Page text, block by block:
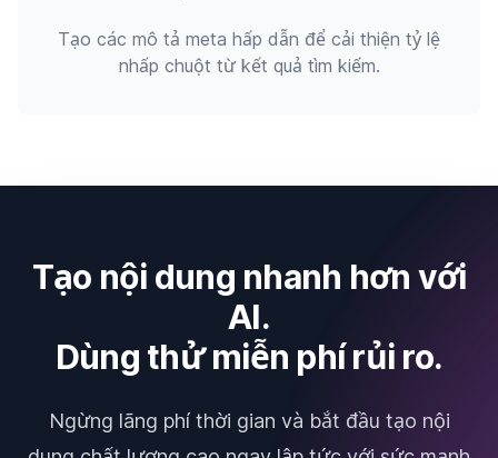
Tạo các mô tả meta hấp dẫn để cải thiện tỷ lệ
nhấp chuột từ kết quả tìm kiếm.
Tạo nội dung nhanh hơn với
AI.
Dùng thử miễn phí rủi ro.
Ngừng lãng phí thời gian và bắt đầu tạo nội